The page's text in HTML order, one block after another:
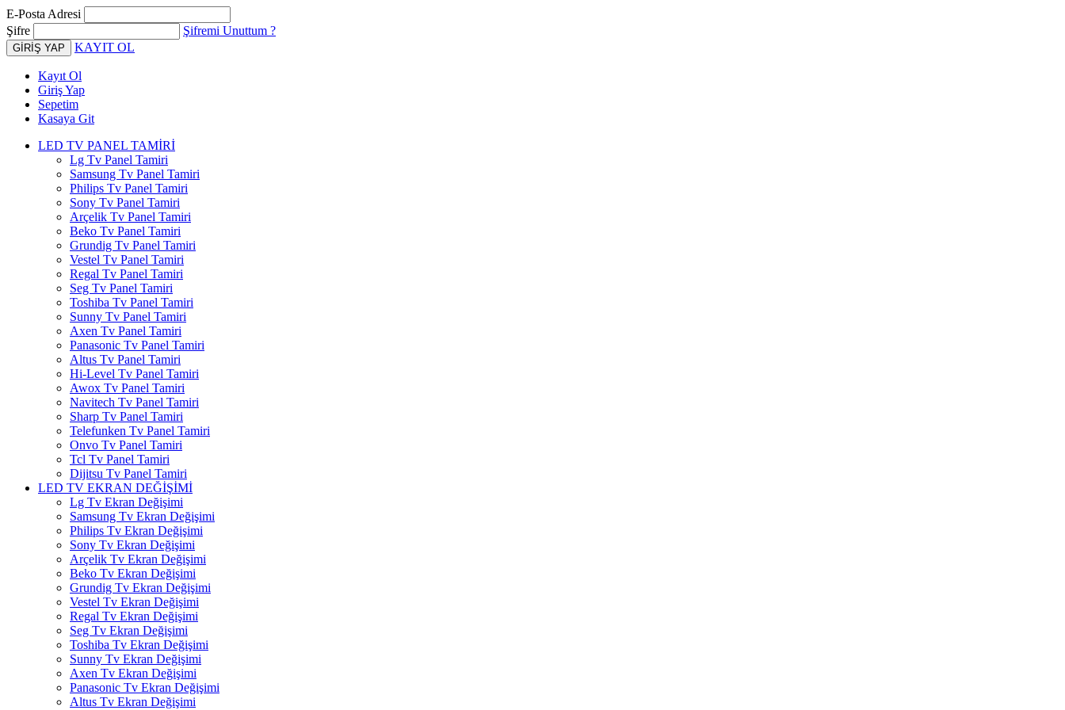
E-Posta Adresi
Şifre
Şifremi Unuttum ?
KAYIT OL
Kayıt Ol
Giriş Yap
Sepetim
Kasaya Git
LED TV PANEL TAMİRİ
Lg Tv Panel Tamiri
Samsung Tv Panel Tamiri
Philips Tv Panel Tamiri
Sony Tv Panel Tamiri
Arçelik Tv Panel Tamiri
Beko Tv Panel Tamiri
Grundig Tv Panel Tamiri
Vestel Tv Panel Tamiri
Regal Tv Panel Tamiri
Seg Tv Panel Tamiri
Toshiba Tv Panel Tamiri
Sunny Tv Panel Tamiri
Axen Tv Panel Tamiri
Panasonic Tv Panel Tamiri
Altus Tv Panel Tamiri
Hi-Level Tv Panel Tamiri
Awox Tv Panel Tamiri
Navitech Tv Panel Tamiri
Sharp Tv Panel Tamiri
Telefunken Tv Panel Tamiri
Onvo Tv Panel Tamiri
Tcl Tv Panel Tamiri
Dijitsu Tv Panel Tamiri
LED TV EKRAN DEĞİŞİMİ
Lg Tv Ekran Değişimi
Samsung Tv Ekran Değişimi
Philips Tv Ekran Değişimi
Sony Tv Ekran Değişimi
Arçelik Tv Ekran Değişimi
Beko Tv Ekran Değişimi
Grundig Tv Ekran Değişimi
Vestel Tv Ekran Değişimi
Regal Tv Ekran Değişimi
Seg Tv Ekran Değişimi
Toshiba Tv Ekran Değişimi
Sunny Tv Ekran Değişimi
Axen Tv Ekran Değişimi
Panasonic Tv Ekran Değişimi
Altus Tv Ekran Değişimi